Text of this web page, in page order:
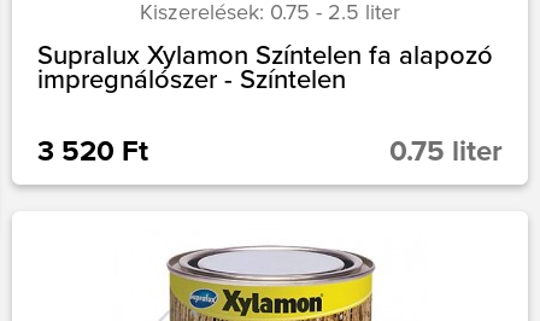
Kiszerelések: 0.75 - 2.5 liter
Supralux Xylamon Színtelen fa alapozó
impregnálószer - Színtelen
3 520 Ft 0.75 liter